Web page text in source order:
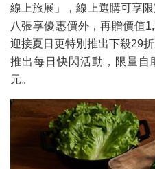
線上旅展」，線上選購可享
八張享優惠價外，再贈價值
迎接夏日更特別推出下殺29
推出每日快閃活動，限量自
元。